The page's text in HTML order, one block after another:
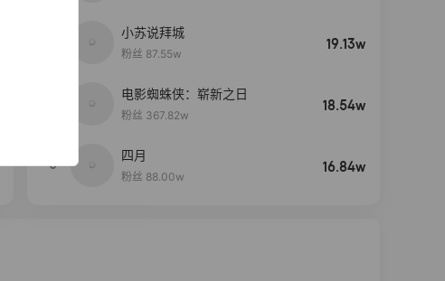
小苏说拜城
粉丝 87.55w
19.13w
电影蜘蛛侠：崭新之日
粉丝 367.82w
18.54w
5
四月
粉丝 88.00w
16.84w